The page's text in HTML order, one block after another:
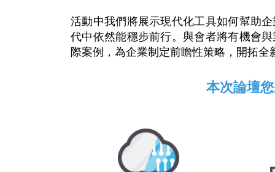
活動中我們將展示現代化工具如何幫助
代中依然能穩步前行。與會者將有機會
際案例，為企業制定前瞻性策略，開拓全
本次論壇